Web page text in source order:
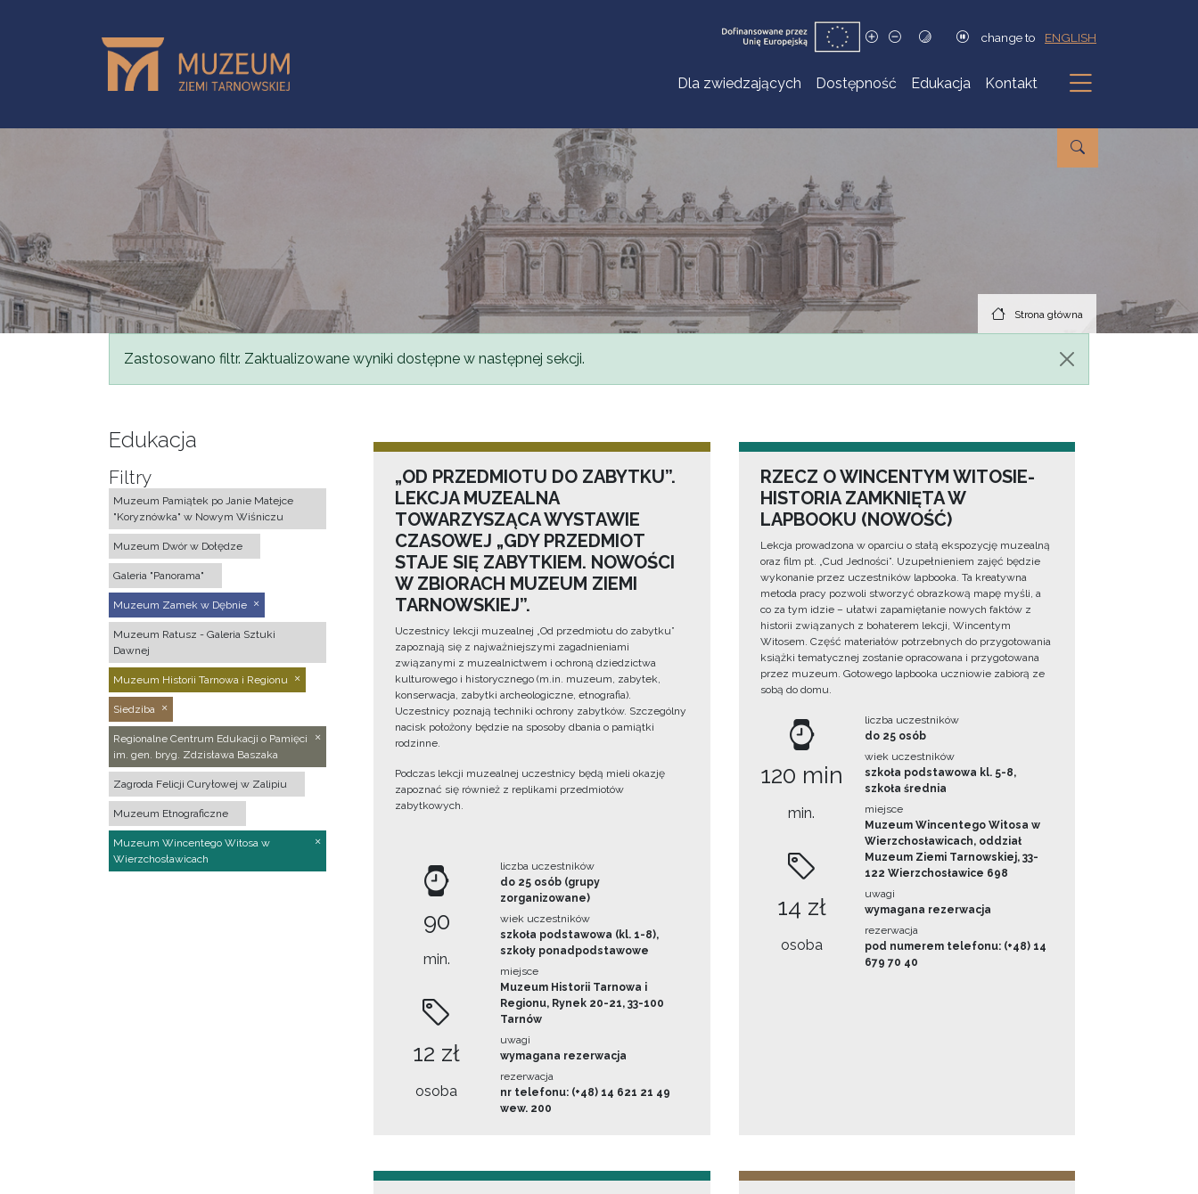
change to ENGLISH
Dla zwiedzających Dostępność Edukacja Kontakt
Podmenu
Strona główna
Komunikat
Zastosowano filtr. Zaktualizowane wyniki dostępne w następnej sekcji.
Edukacja
Filtry
Muzeum Pamiątek po Janie Matejce
"Koryznówka" w Nowym Wiśniczu
Muzeum Dwór w Dołędze
Galeria "Panorama"
Muzeum Zamek w Dębnie
Muzeum Ratusz - Galeria Sztuki
Dawnej
Muzeum Historii Tarnowa i Regionu
Siedziba
Regionalne Centrum Edukacji o Pamięci
im. gen. bryg. Zdzisława Baszaka
Zagroda Felicji Curyłowej w Zalipiu
Muzeum Etnograficzne
Muzeum Wincentego Witosa w
Wierzchosławicach
„OD PRZEDMIOTU DO ZABYTKU”.
LEKCJA MUZEALNA
TOWARZYSZĄCA WYSTAWIE
CZASOWEJ „GDY PRZEDMIOT
STAJE SIĘ ZABYTKIEM. NOWOŚCI
W ZBIORACH MUZEUM ZIEMI
TARNOWSKIEJ”.
Uczestnicy lekcji muzealnej „Od przedmiotu do zabytku”
zapoznają się z najważniejszymi zagadnieniami
związanymi z muzealnictwem i ochroną dziedzictwa
kulturowego i historycznego (m.in. muzeum, zabytek,
konserwacja, zabytki archeologiczne, etnografia).
Uczestnicy poznają techniki ochrony zabytków. Szczególny
nacisk położony będzie na sposoby dbania o pamiątki
rodzinne.
Podczas lekcji muzealnej uczestnicy będą mieli okazję
zapoznać się również z replikami przedmiotów
zabytkowych.
90
min.
12 zł
osoba
liczba uczestników
do 25 osób (grupy
zorganizowane)
wiek uczestników
szkoła podstawowa (kl. 1-8),
szkoły ponadpodstawowe
miejsce
Muzeum Historii Tarnowa i
Regionu, Rynek 20-21, 33-100
Tarnów
uwagi
wymagana rezerwacja
rezerwacja
nr telefonu: (+48) 14 621 21 49
wew. 200
RZECZ O WINCENTYM WITOSIE-
HISTORIA ZAMKNIĘTA W
LAPBOOKU (NOWOŚĆ)
Lekcja prowadzona w oparciu o stałą ekspozycję muzealną
oraz film pt. „Cud Jedności”. Uzupełnieniem zajęć będzie
wykonanie przez uczestników lapbooka. Ta kreatywna
metoda pracy pozwoli stworzyć obrazkową mapę myśli, a
co za tym idzie – ułatwi zapamiętanie nowych faktów z
historii związanych z bohaterem lekcji, Wincentym
Witosem. Część materiałów potrzebnych do przygotowania
książki tematycznej zostanie opracowana i przygotowana
przez muzeum. Gotowego lapbooka uczniowie zabiorą ze
sobą do domu.
120 min
min.
14 zł
osoba
liczba uczestników
do 25 osób
wiek uczestników
szkoła podstawowa kl. 5-8,
szkoła średnia
miejsce
Muzeum Wincentego Witosa w
Wierzchosławicach, oddział
Muzeum Ziemi Tarnowskiej, 33-
122 Wierzchosławice 698
uwagi
wymagana rezerwacja
rezerwacja
pod numerem telefonu: (+48) 14
679 70 40